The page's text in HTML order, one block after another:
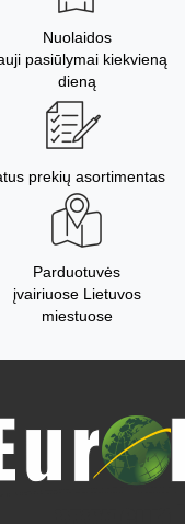
Nuolaidos
pasiūlymai kiekvieną
dieną
prekių asortimentas
Parduotuvės
įvairiuose Lietuvos
miestuose